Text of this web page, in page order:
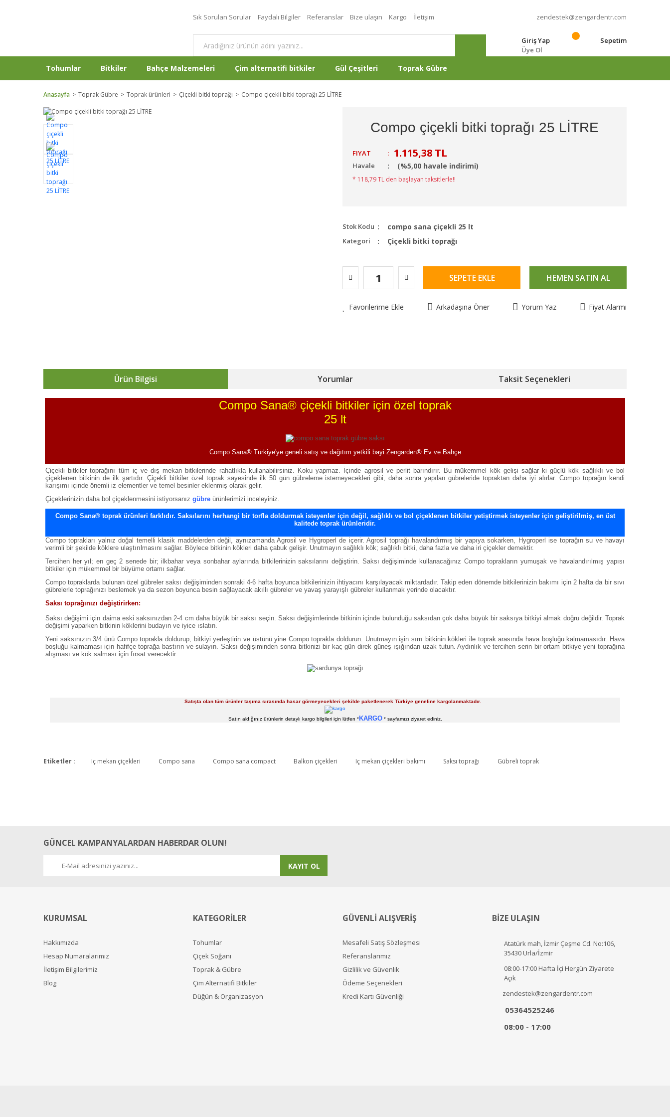
Sık Sorulan Sorular Faydalı Bilgiler Referanslar Bize ulaşın Kargo İletişim zendestek@zengardentr.com
Giriş Yap
Üye Ol
Sepetim
Tohumlar Bitkiler Bahçe Malzemeleri Çim alternatifi bitkiler Gül Çeşitleri Toprak Gübre
Anasayfa Toprak Gübre Toprak ürünleri Çiçekli bitki toprağı Compo çiçekli bitki toprağı 25 LİTRE
Compo çiçekli bitki toprağı 25 LİTRE
FIYAT : 1.115,38 TL
Havale (%5,00 havale indirimi)
* 118,79 TL den başlayan taksitlerle!!
Stok Kodu compo sana çiçekli 25 lt
Kategori Çiçekli bitki toprağı
SEPETE EKLE HEMEN SATIN AL
Favorilerime Ekle Arkadaşına Öner Yorum Yaz Fiyat Alarmı
Ürün Bilgisi Yorumlar Taksit Seçenekleri
Compo Sana® çiçekli bitkiler için özel toprak
25 lt
Compo Sana® Türkiye'ye geneli satış ve dağıtım yetkili bayi Zengarden® Ev ve Bahçe
Çiçekli bitkiler toprağını tüm iç ve dış mekan bitkilerinde rahatlıkla kullanabilirsiniz. Koku yapmaz. İçinde agrosil ve perlit barındırır. Bu mükemmel kök gelişi sağlar ki güçlü kök sağlıklı ve bol
çiçeklenen bitkinin de ilk şartıdır. Çiçekli bitkiler özel toprak sayesinde ilk 50 gün gübreleme istemeyecekleri gibi, daha sonra yapılan gübreleride topraktan daha iyi alırlar. Compo toprağın kendi
karışımı içinde önemli iz elementler ve temel besinler eklenmiş olarak gelir.
Çiçeklerinizin daha bol çiçeklenmesini istiyorsanız gübre ürünlerimizi inceleyiniz.
Compo Sana® toprak ürünleri farklıdır. Saksılarını herhangi bir torfla doldurmak isteyenler için değil, sağlıklı ve bol çiçeklenen bitkiler yetiştirmek isteyenler için geliştirilmiş, en üst
kalitede toprak ürünleridir.
Compo toprakları yalnız doğal temelli klasik maddelerden değil, aynızamandaAgrosil ve Hygroperl de içerir. Agrosil toprağı havalandırmış bir yapıya sokarken, Hygroperl ise toprağın su ve havayı
verimli bir şekilde köklere ulaştırılmasını sağlar. Böylece bitkinin kökleri daha çabuk gelişir. Unutmayın sağlıklı kök; sağlıklı bitki, daha fazla ve daha iri çiçekler demektir.
Tercihen her yıl; en geç 2 senede bir; ilkbahar veya sonbahar aylarında bitkilerinizin saksılarını değiştirin. Saksı değişiminde kullanacağınız Compo toprakların yumuşak ve havalandırılmış yapısı
bitkiler için mükemmel bir büyüme ortamı sağlar.
Compo topraklarda bulunan özel gübreler saksı değişiminden sonraki 4-6 hafta boyunca bitkilerinizin ihtiyacını karşılayacak miktardadır. Takip eden dönemde bitkilerinizin bakımı için 2 hafta da bir sıvı
gübrelerle toprağınızı beslemek ya da sezon boyunca besin sağlayacak akıllı gübreler ve yavaş yarayışlı gübreler kullanmak yerinde olacaktır.
Saksı toprağınızı değiştirirken:
Saksı değişimi için daima eski saksınızdan 2-4 cm daha büyük bir saksı seçin. Saksı değişimlerinde bitkinin içinde bulunduğu saksıdan çok daha büyük bir saksıya bitkiyi almak doğru değildir. Toprak
değişimi yaparken bitkinin köklerini budayın ve iyice ıslatın.
Yeni saksınızın 3/4 ünü Compo toprakla doldurup, bitkiyi yerleştirin ve üstünü yine Compo toprakla doldurun. Unutmayın işin sırrı bitkinin kökleri ile toprak arasında hava boşluğu kalmamasıdır. Hava
boşluğu kalmaması için hafifçe toprağa bastırın ve sulayın. Saksı değişiminden sonra bitkinizi bir kaç gün direk güneş ışığından uzak tutun. Aydınlık ve tercihen serin bir ortam bitkiye yeni toprağına
alışması ve kök salması için fırsat verecektir.
Satışta olan tüm ürünler taşıma sırasında hasar görmeyecekleri şekilde paketlenerek Türkiye geneline kargolanmaktadır.
Satın aldığınız ürünlerin detaylı kargo bilgileri için lütfen *KARGO* sayfamızı ziyaret ediniz.
Etiketler : Iç mekan çiçekleri Compo sana Compo sana compact Balkon çiçekleri Iç mekan çiçekleri bakımı Saksı toprağı Gübreli toprak
GÜNCEL KAMPANYALARDAN HABERDAR OLUN!
KAYIT OL
KURUMSAL
Hakkımızda
Hesap Numaralarımız
İletişim Bilgilerimiz
Blog
KATEGORİLER
Tohumlar
Çiçek Soğanı
Toprak & Gübre
Çim Alternatifi Bitkiler
Düğün & Organizasyon
GÜVENLİ ALIŞVERİŞ
Mesafeli Satış Sözleşmesi
Referanslarımız
Gizlilik ve Güvenlik
Ödeme Seçenekleri
Kredi Kartı Güvenliği
BİZE ULAŞIN
Atatürk mah, İzmir Çeşme Cd. No:106,
35430 Urla/İzmir
08:00-17:00 Hafta İçi Hergün Ziyarete
Açık
zendestek@zengardentr.com
05364525246
08:00 - 17:00